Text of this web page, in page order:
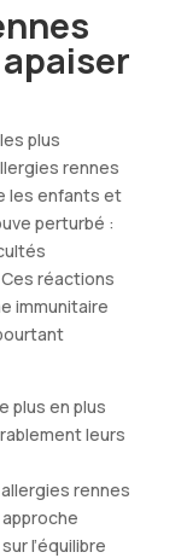
plus
rennes
les enfants et
perturbé :
réactions
immunitaire
plus en plus
leurs
allergies rennes
l’équilibre